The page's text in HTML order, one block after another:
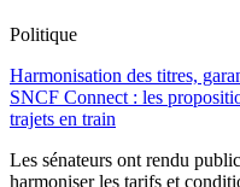
Politique
Harmonisation des titres,
SNCF Connect : les
trajets en train
Les sénateurs ont rendu
harmoniser les tarifs et